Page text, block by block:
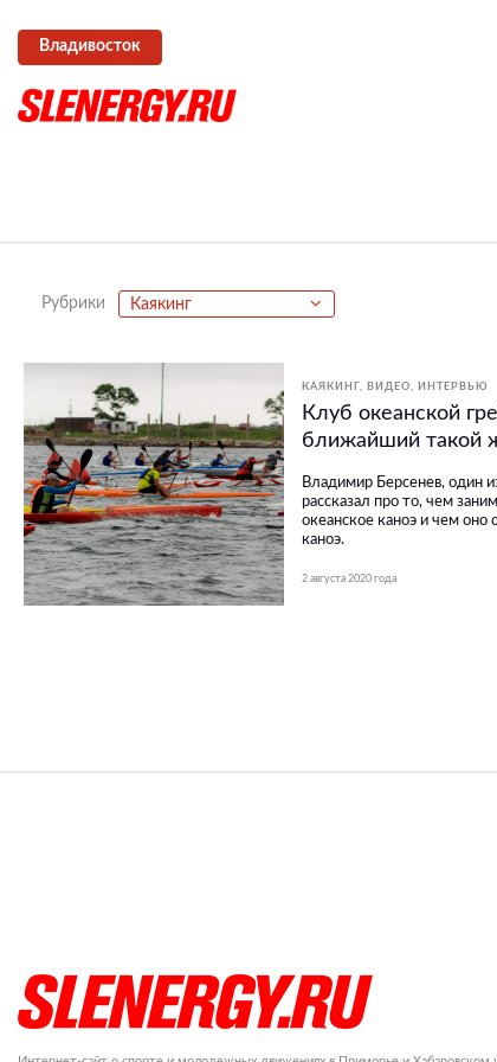
Владивосток
Рубрики Каякинг
КАЯКИНГ ВИДЕО ИНТЕРВЬЮ
Клуб океанской
ближайший такой
Владимир Берсенев, один
рассказал про то, чем
океанское каноэ и чем оно
каноэ.
2 августа 2020 года